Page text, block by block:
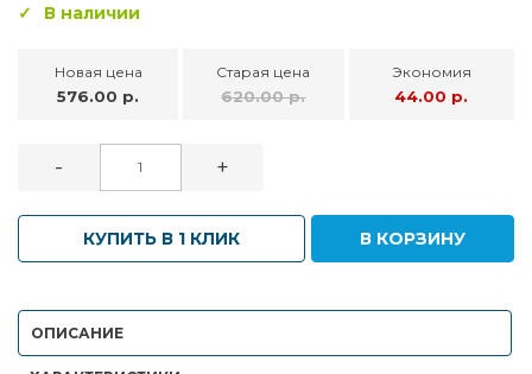
В наличии
Новая цена
576.00 р.
Старая цена
620.00 р.
Экономия
44.00 р.
- +
КУПИТЬ В 1 КЛИК В КОРЗИНУ
ОПИСАНИЕ